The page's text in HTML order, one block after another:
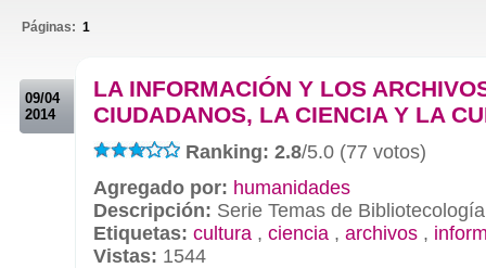
Páginas: 1
09/04
2014
LA INFORMACIÓN Y LOS
CIUDADANOS, LA CIENCIA Y LA
Ranking: 2.8/5.0 (77 votos)
Agregado por: humanidades
Descripción: Serie Temas de
Etiquetas: cultura , ciencia , archivos ,
Vistas: 1544